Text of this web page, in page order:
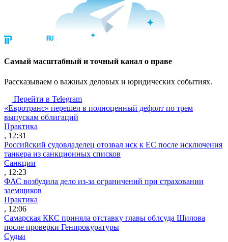
Cамый масштабный и точный канал о праве
Рассказываем о важных деловых и юридических событиях.
Перейти в Telegram
«Евротранс» перешел в полноценный дефолт по трем
выпускам облигаций
Практика
, 12:31
Российский судовладелец отозвал иск к ЕС после исключения
танкера из санкционных списков
Санкции
, 12:23
ФАС возбудила дело из-за ограничений при страховании
заемщиков
Практика
, 12:06
Самарская ККС приняла отставку главы облсуда Шилова
после проверки Генпрокуратуры
Судьи